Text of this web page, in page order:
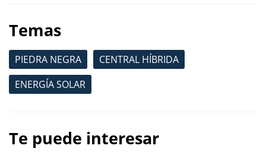
Temas
PIEDRA NEGRA
CENTRAL HÍBRIDA
ENERGÍA SOLAR
Te puede interesar